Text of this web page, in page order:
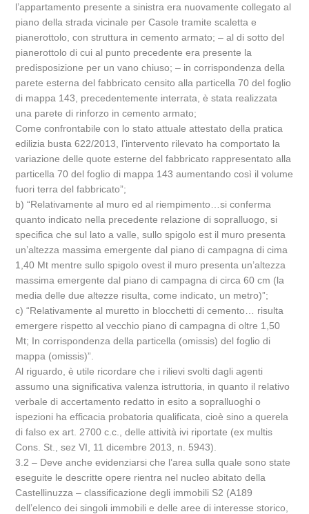
l’appartamento presente a sinistra era nuovamente collegato al
piano della strada vicinale per Casole tramite scaletta e
pianerottolo, con struttura in cemento armato; – al di sotto del
pianerottolo di cui al punto precedente era presente la
predisposizione per un vano chiuso; – in corrispondenza della
parete esterna del fabbricato censito alla particella 70 del foglio
di mappa 143, precedentemente interrata, è stata realizzata
una parete di rinforzo in cemento armato;
Come confrontabile con lo stato attuale attestato della pratica
edilizia busta 622/2013, l’intervento rilevato ha comportato la
variazione delle quote esterne del fabbricato rappresentato alla
particella 70 del foglio di mappa 143 aumentando così il volume
fuori terra del fabbricato”;
b) “Relativamente al muro ed al riempimento…si conferma
quanto indicato nella precedente relazione di sopralluogo, si
specifica che sul lato a valle, sullo spigolo est il muro presenta
un’altezza massima emergente dal piano di campagna di cima
1,40 Mt mentre sullo spigolo ovest il muro presenta un’altezza
massima emergente dal piano di campagna di circa 60 cm (la
media delle due altezze risulta, come indicato, un metro)”;
c) “Relativamente al muretto in blocchetti di cemento… risulta
emergere rispetto al vecchio piano di campagna di oltre 1,50
Mt; In corrispondenza della particella (omissis) del foglio di
mappa (omissis)”.
Al riguardo, è utile ricordare che i rilievi svolti dagli agenti
assumo una significativa valenza istruttoria, in quanto il relativo
verbale di accertamento redatto in esito a sopralluoghi o
ispezioni ha efficacia probatoria qualificata, cioè sino a querela
di falso ex art. 2700 c.c., delle attività ivi riportate (ex multis
Cons. St., sez VI, 11 dicembre 2013, n. 5943).
3.2 – Deve anche evidenziarsi che l’area sulla quale sono state
eseguite le descritte opere rientra nel nucleo abitato della
Castellinuzza – classificazione degli immobili S2 (A189
dell’elenco dei singoli immobili e delle aree di interesse storico,